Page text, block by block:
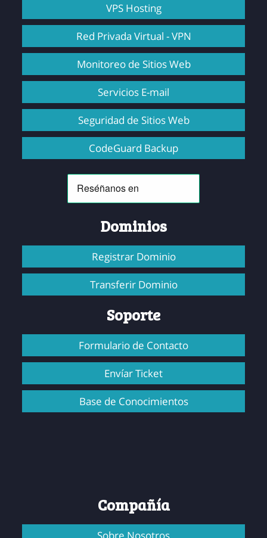
VPS Hosting
Red Privada Virtual - VPN
Monitoreo de Sitios Web
Servicios E-mail
Seguridad de Sitios Web
CodeGuard Backup
Dominios
Registrar Dominio
Transferir Dominio
Soporte
Formulario de Contacto
Envíar Ticket
Base de Conocimientos
Compañía